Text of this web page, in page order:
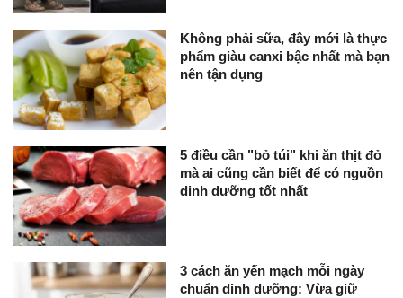
Không phải sữa, đây mới là thực
phẩm giàu canxi bậc nhất mà bạn
nên tận dụng
5 điều cần "bỏ túi" khi ăn thịt đỏ
mà ai cũng cần biết để có nguồn
dinh dưỡng tốt nhất
3 cách ăn yến mạch mỗi ngày
chuẩn dinh dưỡng: Vừa giữ